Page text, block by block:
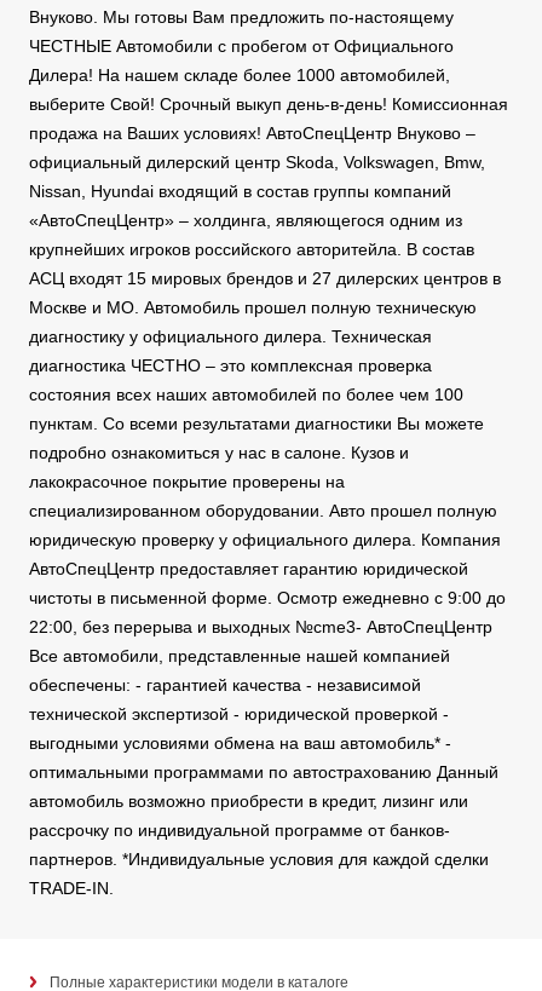
Внуково. Мы готовы Вам предложить по-настоящему
ЧЕСТНЫЕ Автомобили с пробегом от Официального
Дилера! На нашем складе более 1000 автомобилей,
выберите Свой! Срочный выкуп день-в-день! Комиссионная
продажа на Ваших условиях! АвтоСпецЦентр Внуково –
официальный дилерский центр Skoda, Volkswagen, Bmw,
Nissan, Hyundai входящий в состав группы компаний
«АвтоСпецЦентр» – холдинга, являющегося одним из
крупнейших игроков российского авторитейла. В состав
АСЦ входят 15 мировых брендов и 27 дилерских центров в
Москве и МО. Автомобиль прошел полную техническую
диагностику у официального дилера. Техническая
диагностика ЧЕСТНО – это комплексная проверка
состояния всех наших автомобилей по более чем 100
пунктам. Со всеми результатами диагностики Вы можете
подробно ознакомиться у нас в салоне. Кузов и
лакокрасочное покрытие проверены на
специализированном оборудовании. Авто прошел полную
юридическую проверку у официального дилера. Компания
АвтоСпецЦентр предоставляет гарантию юридической
чистоты в письменной форме. Осмотр ежедневно с 9:00 до
22:00, без перерыва и выходных №cme3- АвтоСпецЦентр
Все автомобили, представленные нашей компанией
обеспечены: - гарантией качества - независимой
технической экспертизой - юридической проверкой -
выгодными условиями обмена на ваш автомобиль* -
оптимальными программами по автострахованию Данный
автомобиль возможно приобрести в кредит, лизинг или
рассрочку по индивидуальной программе от банков-
партнеров. *Индивидуальные условия для каждой сделки
TRADE-IN.
Полные характеристики модели в каталоге